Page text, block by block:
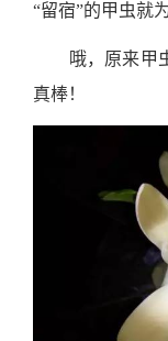
“留宿”的甲虫就
哦，原来甲虫
真棒！